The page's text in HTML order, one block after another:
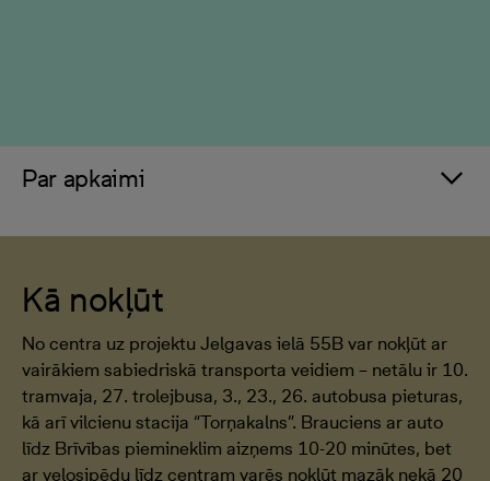
Par apkaimi
Kā nokļūt
No centra uz projektu Jelgavas ielā 55B var nokļūt ar
vairākiem sabiedriskā transporta veidiem – netālu ir 10.
tramvaja, 27. trolejbusa, 3., 23., 26. autobusa pieturas,
kā arī vilcienu stacija “Torņakalns”. Brauciens ar auto
līdz Brīvības piemineklim aizņems 10-20 minūtes, bet
ar velosipēdu līdz centram varēs nokļūt mazāk nekā 20